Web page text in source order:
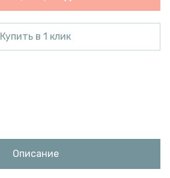
Купить в 1 клик
Описание